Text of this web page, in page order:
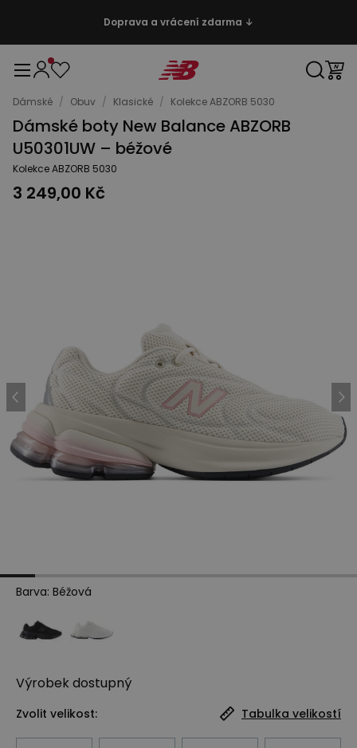
Doprava a vrácení zdarma ↓
Dámské / Obuv / Klasické / Kolekce ABZORB 5030
Dámské boty New Balance ABZORB
U50301UW – béžové
Kolekce ABZORB 5030
3 249,00 Kč
Barva: Béžová
Výrobek dostupný
Zvolit velikost: Tabulka velikostí